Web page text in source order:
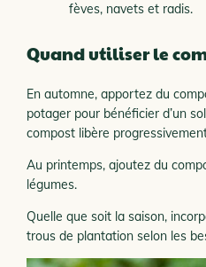
fèves, navets et radis.
Quand utiliser le
En automne, apportez du
potager pour bénéficier d’un
compost libère
Au printemps, ajoutez du
légumes.
Quelle que soit la saison,
trous de plantation selon les